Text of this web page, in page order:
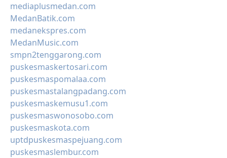
mediaplusmedan.com
MedanBatik.com
medanekspres.com
MedanMusic.com
smpn2tenggarong.com
puskesmaskertosari.com
puskesmaspomalaa.com
puskesmastalangpadang.com
puskesmaskemusu1.com
puskesmaswonosobo.com
puskesmaskota.com
uptdpuskesmaspejuang.com
puskesmaslembur.com